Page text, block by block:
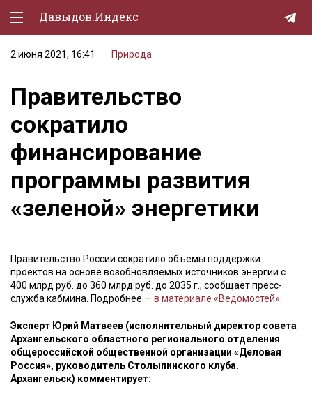
Давыдов.Индекс
Политическая жизнь
Экономика
Природа
Образование
Спорт
Культура
Мурзилка
2 июня 2021, 16:41 Природа
Правительство
сократило
финансирование
программы развития
«зеленой» энергетики
Правительство России сократило объемы поддержки
проектов на основе возобновляемых источников энергии с
400 млрд руб. до 360 млрд руб. до 2035 г., сообщает пресс-
служба кабмина. Подробнее — в материале «Ведомостей».
Эксперт Юрий Матвеев (исполнительный директор совета
Архангельского областного регионального отделения
общероссийской общественной организации «Деловая
Россия», руководитель Столыпинского клуба.
Архангельск) комментирует: